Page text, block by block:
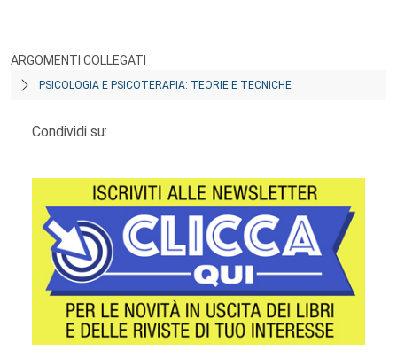
ARGOMENTI COLLEGATI
PSICOLOGIA E PSICOTERAPIA: TEORIE E TECNICHE
Condividi su: